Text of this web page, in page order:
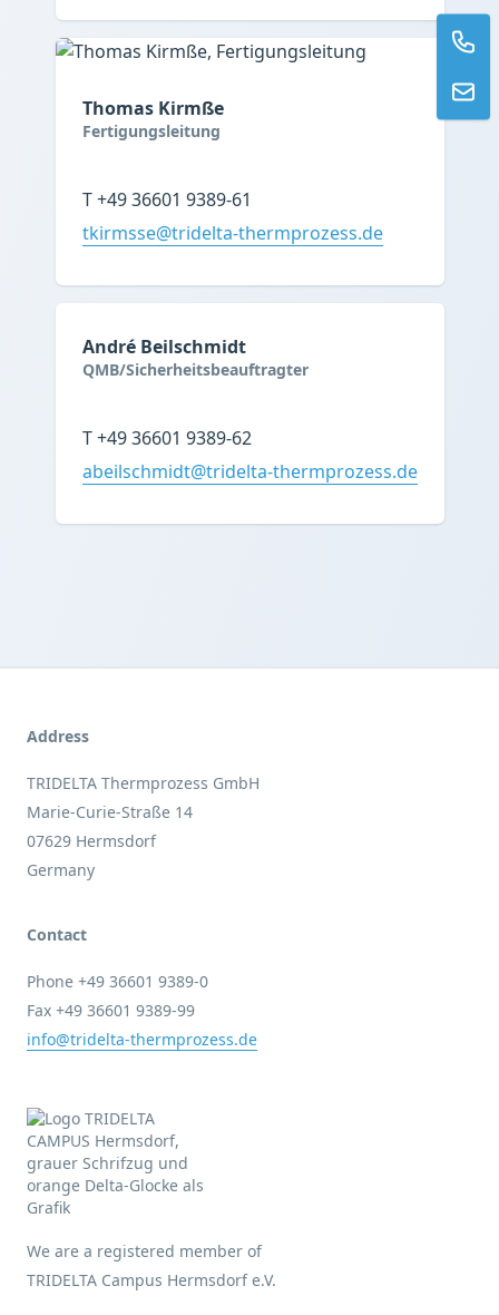
Thomas Kirmße
Fertigungsleitung
T +49 36601 9389-61
tkirmsse@tridelta-thermprozess.de
André Beilschmidt
QMB/Sicherheitsbeauftragter
T +49 36601 9389-62
abeilschmidt@tridelta-thermprozess.de
Address
TRIDELTA Thermprozess GmbH
Marie-Curie-Straße 14
07629 Hermsdorf
Germany
Contact
Phone +49 36601 9389-0
Fax +49 36601 9389-99
info@tridelta-thermprozess.de
We are a registered member of
TRIDELTA Campus Hermsdorf e.V.